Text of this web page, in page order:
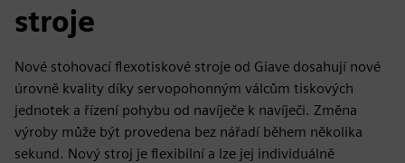
stroje
Nové stohovací flexotiskové stroje od Giave dosahují nové
úrovně kvality díky servopohonným válcům tiskových
jednotek a řízení pohybu od navíječe k navíječi. Změna
výroby může být provedena bez nářadí během několika
sekund. Nový stroj je flexibilní a lze jej individuálně